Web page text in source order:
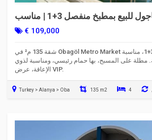
ألانيا أوباجول للبيع بمطبخ منفصل 3+1 | مناسب
للجنسية والإقامة
€ 109,000
شقة 135 م² في Obagöl Metro Market بمطبخ منفصل 3+1، مناسبة
مطلة على المسبح، بها حمام رئيسي، ومناسبة لذوي
الإعاقة، عرض VIP.
Turkey > Alanya > Oba 135 m2 4